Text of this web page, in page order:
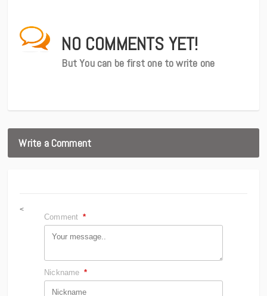
NO COMMENTS YET!
But You can be first one to write one
Write a Comment
<
Comment *
Nickname *